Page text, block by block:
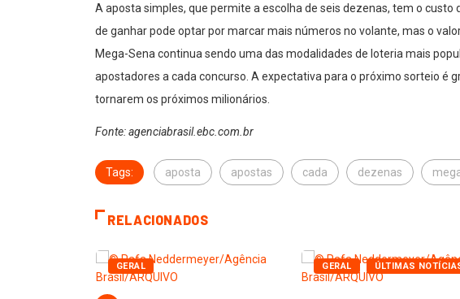
A aposta simples, que permite a escolha de seis dezenas, tem o custo
de ganhar pode optar por marcar mais números no volante, mas o
Mega-Sena continua sendo uma das modalidades de loteria mais
apostadores a cada concurso. A expectativa para o próximo sorteio é
tornarem os próximos milionários.
Fonte: agenciabrasil.ebc.com.br
Tags: aposta apostas cada dezenas
RELACIONADOS
GERAL GERAL ÚLTIMAS